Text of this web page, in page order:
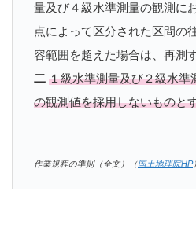
量及び４級水準測量の観測に
点によって区分された区間の
容範囲を超えた場合は、再測
二 １級水準測量及び２級水準
の観測値を採用しないものと
作業規程の準則（全文）（国土地理院HP）